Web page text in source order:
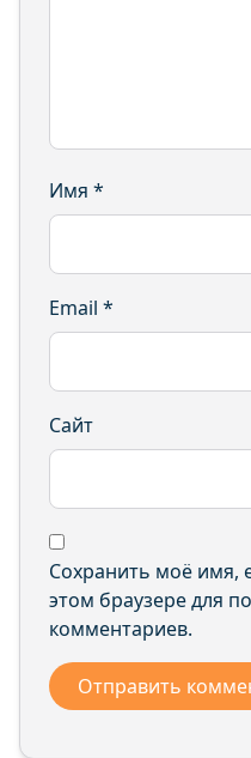
Имя *
Email *
Сайт
Сохранить моё имя,
этом браузере для
комментариев.